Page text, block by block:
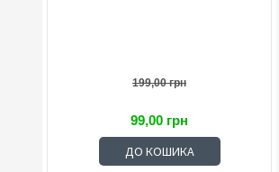
199,00 грн
99,00 грн
ДО КОШИКА